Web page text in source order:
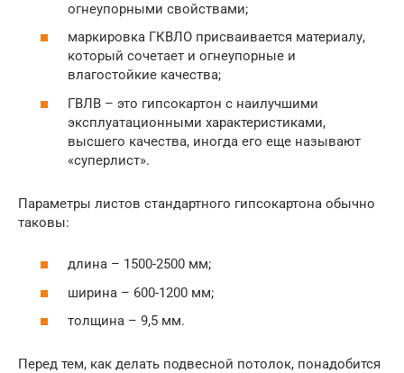
огнеупорными свойствами;
маркировка ГКВЛО присваивается материалу,
который сочетает и огнеупорные и
влагостойкие качества;
ГВЛВ – это гипсокартон с наилучшими
эксплуатационными характеристиками,
высшего качества, иногда его еще называют
«суперлист».
Параметры листов стандартного гипсокартона обычно
таковы:
длина – 1500-2500 мм;
ширина – 600-1200 мм;
толщина – 9,5 мм.
Перед тем, как делать подвесной потолок, понадобится